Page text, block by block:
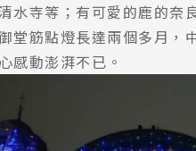
水寺等；有可愛的鹿的
堂筋點燈長達兩個多月
感動澎湃不已。